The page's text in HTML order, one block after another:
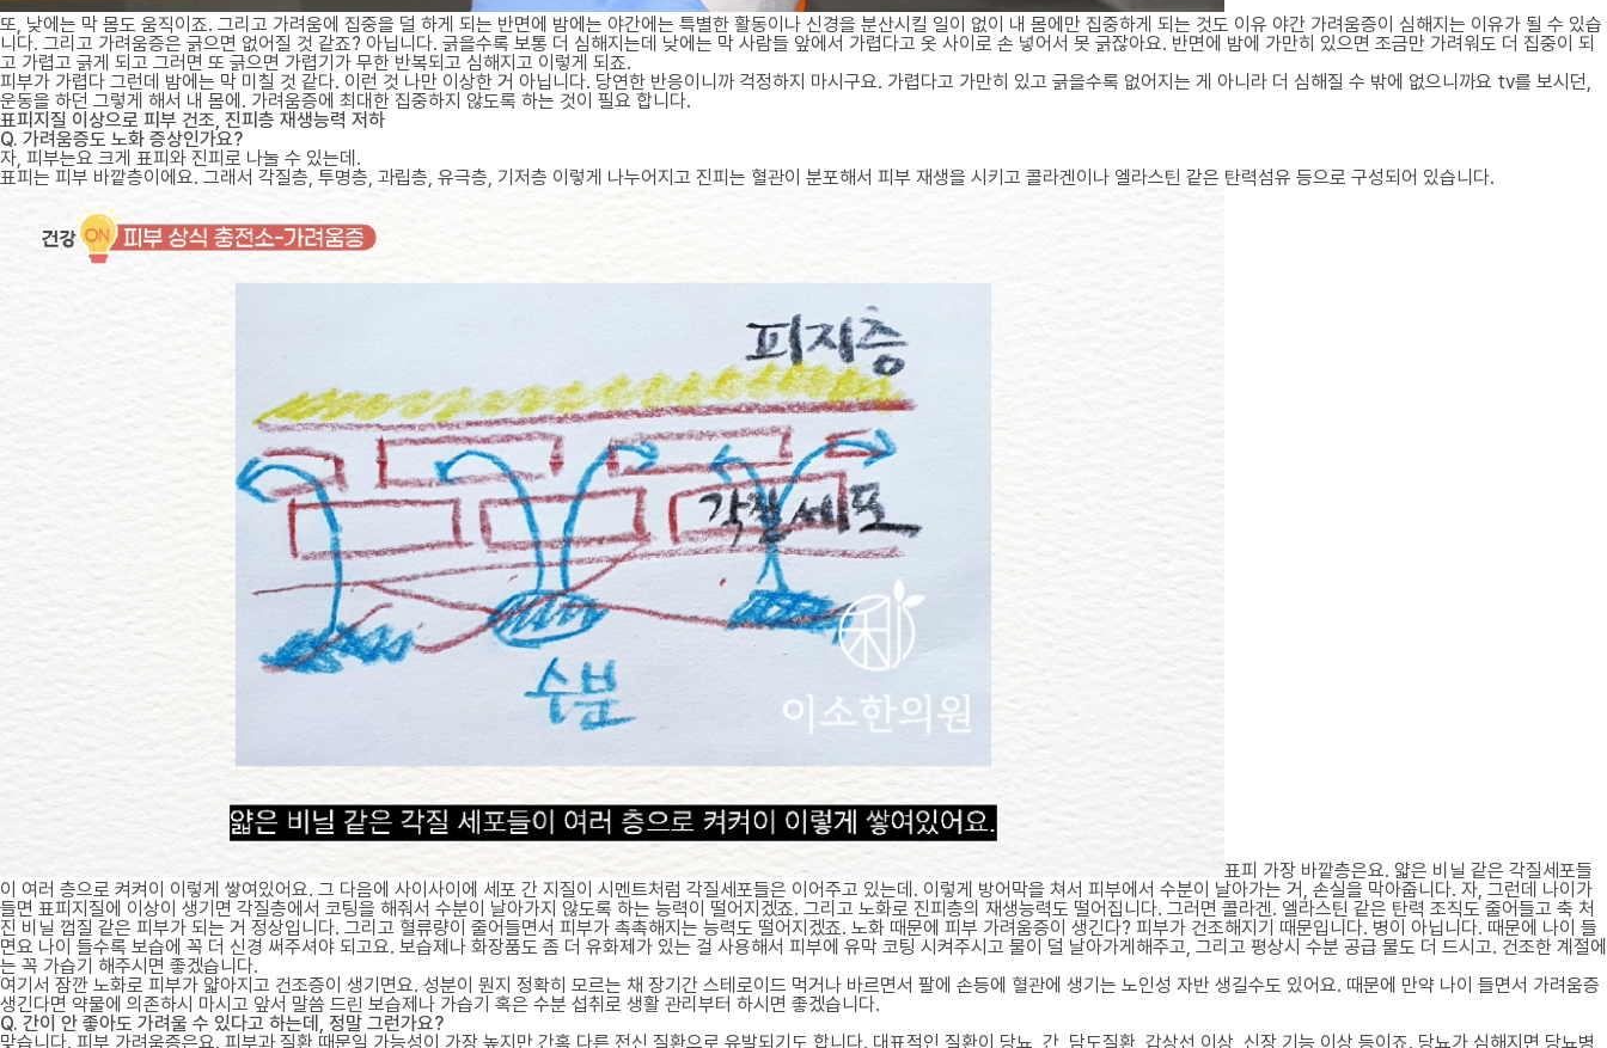
또, 낮에는 막 몸도 움직이죠. 그리고 가려움에 집중을 덜 하게 되는 반면에 밤에는 야간에는 특별한 활동이나 신경을 분산시킬 일이 없이 내 몸에만 집중하게 되는 것도 이유 야간 가려움증이 심해지는 이유가 될 수 있습
니다. 그리고 가려움증은 긁으면 없어질 것 같죠? 아닙니다. 긁을수록 보통 더 심해지는데 낮에는 막 사람들 앞에서 가렵다고 옷 사이로 손 넣어서 못 긁잖아요. 반면에 밤에 가만히 있으면 조금만 가려워도 더 집중이 되
고 가렵고 긁게 되고 그러면 또 긁으면 가렵기가 무한 반복되고 심해지고 이렇게 되죠.
피부가 가렵다 그런데 밤에는 막 미칠 것 같다. 이런 것 나만 이상한 거 아닙니다. 당연한 반응이니까 걱정하지 마시구요. 가렵다고 가만히 있고 긁을수록 없어지는 게 아니라 더 심해질 수 밖에 없으니까요 tv를 보시던,
운동을 하던 그렇게 해서 내 몸에. 가려움증에 최대한 집중하지 않도록 하는 것이 필요 합니다.
표피지질 이상으로 피부 건조, 진피층 재생능력 저하
Q. 가려움증도 노화 증상인가요?
자, 피부는요 크게 표피와 진피로 나눌 수 있는데.
표피는 피부 바깥층이에요. 그래서 각질층, 투명층, 과립층, 유극층, 기저층 이렇게 나누어지고 진피는 혈관이 분포해서 피부 재생을 시키고 콜라겐이나 엘라스틴 같은 탄력섬유 등으로 구성되어 있습니다.
표피 가장 바깥층은요. 얇은 비닐 같은 각질세포들
이 여러 층으로 켜켜이 이렇게 쌓여있어요. 그 다음에 사이사이에 세포 간 지질이 시멘트처럼 각질세포들은 이어주고 있는데. 이렇게 방어막을 쳐서 피부에서 수분이 날아가는 거, 손실을 막아줍니다. 자, 그런데 나이가
들면 표피지질에 이상이 생기면 각질층에서 코팅을 해줘서 수분이 날아가지 않도록 하는 능력이 떨어지겠죠. 그리고 노화로 진피층의 재생능력도 떨어집니다. 그러면 콜라겐. 엘라스틴 같은 탄력 조직도 줄어들고 축 처
진 비닐 껍질 같은 피부가 되는 거 정상입니다. 그리고 혈류량이 줄어들면서 피부가 촉촉해지는 능력도 떨어지겠죠. 노화 때문에 피부 가려움증이 생긴다? 피부가 건조해지기 때문입니다. 병이 아닙니다. 때문에 나이 들
면요 나이 들수록 보습에 꼭 더 신경 써주셔야 되고요. 보습제나 화장품도 좀 더 유화제가 있는 걸 사용해서 피부에 유막 코팅 시켜주시고 물이 덜 날아가게해주고, 그리고 평상시 수분 공급 물도 더 드시고. 건조한 계절에
는 꼭 가습기 해주시면 좋겠습니다.
여기서 잠깐 노화로 피부가 얇아지고 건조증이 생기면요. 성분이 뭔지 정확히 모르는 채 장기간 스테로이드 먹거나 바르면서 팔에 손등에 혈관에 생기는 노인성 자반 생길수도 있어요. 때문에 만약 나이 들면서 가려움증
생긴다면 약물에 의존하시 마시고 앞서 말씀 드린 보습제나 가습기 혹은 수분 섭취로 생활 관리부터 하시면 좋겠습니다.
Q. 간이 안 좋아도 가려울 수 있다고 하는데, 정말 그런가요?
맞습니다. 피부 가려움증은요. 피부과 질환 때문일 가능성이 가장 높지만 간혹 다른 전신 질환으로 유발되기도 합니다. 대표적인 질환이 당뇨, 간, 담도질환, 갑상선 이상, 신장 기능 이상 등이죠. 당뇨가 심해지면 당뇨병